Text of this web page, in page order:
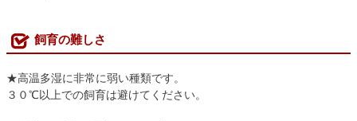
飼育の難しさ
★高温多湿に非常に弱い種類です。
３０℃以上での飼育は避けてください。